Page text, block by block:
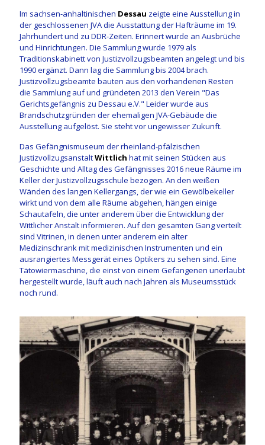
Im sachsen-anhaltinischen Dessau zeigte eine Ausstellung in
der geschlossenen JVA die Ausstattung der Hafträume im 19.
Jahrhundert und zu DDR-Zeiten. Erinnert wurde an Ausbrüche
und Hinrichtungen. Die Sammlung wurde 1979 als
Traditionskabinett von Justizvollzugsbeamten angelegt und bis
1990 ergänzt. Dann lag die Sammlung bis 2004 brach.
Justizvollzugsbeamte bauten aus den vorhandenen Resten
die Sammlung auf und gründeten 2013 den Verein "Das
Gerichtsgefängnis zu Dessau e.V." Leider wurde aus
Brandschutzgründen der ehemaligen JVA-Gebäude die
Ausstellung aufgelöst. Sie steht vor ungewisser Zukunft.
Das Gefängnismuseum der rheinland-pfälzischen
JustizvollzugsanstaltWittlich hat mit seinen Stücken aus
Geschichte und Alltag des Gefängnisses 2016 neue Räume im
Keller der Justizvollzugsschule bezogen. An den weißen
Wänden des langen Kellergangs, der wie ein Gewölbekeller
wirkt und von dem alle Räume abgehen, hängen einige
Schautafeln, die unter anderem über die Entwicklung der
Wittlicher Anstalt informieren. Auf den gesamten Gang verteilt
sind Vitrinen, in denen unter anderem ein alter
Medizinschrank mit medizinischen Instrumenten und ein
ausrangiertes Messgerät eines Optikers zu sehen sind. Eine
Tätowiermaschine, die einst von einem Gefangenen unerlaubt
hergestellt wurde, läuft auch nach Jahren als Museumsstück
noch rund.